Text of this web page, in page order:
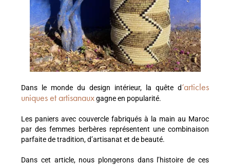
Dans le monde du design intérieur, la quête d‘articles
uniques et artisanauxgagne en popularité.
Les paniers avec couvercle fabriqués à la main au Maroc
par des femmes berbères représentent une combinaison
parfaite de tradition, d’artisanat et de beauté.
Dans cet article, nous plongerons dans l’histoire de ces